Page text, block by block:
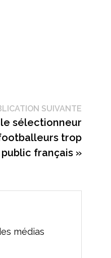
SUIVANTE
le sélectionneur
trop
français »
médias